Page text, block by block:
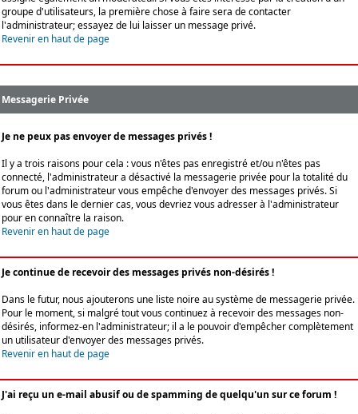
groupe d'utilisateurs, la première chose à faire sera de contacter
l'administrateur; essayez de lui laisser un message privé.
Revenir en haut de page
Messagerie Privée
Je ne peux pas envoyer de messages privés !
Il y a trois raisons pour cela : vous n'êtes pas enregistré et/ou n'êtes pas
connecté, l'administrateur a désactivé la messagerie privée pour la totalité du
forum ou l'administrateur vous empêche d'envoyer des messages privés. Si
vous êtes dans le dernier cas, vous devriez vous adresser à l'administrateur
pour en connaître la raison.
Revenir en haut de page
Je continue de recevoir des messages privés non-désirés !
Dans le futur, nous ajouterons une liste noire au système de messagerie privée.
Pour le moment, si malgré tout vous continuez à recevoir des messages non-
désirés, informez-en l'administrateur; il a le pouvoir d'empêcher complètement
un utilisateur d'envoyer des messages privés.
Revenir en haut de page
J'ai reçu un e-mail abusif ou de spamming de quelqu'un sur ce forum !